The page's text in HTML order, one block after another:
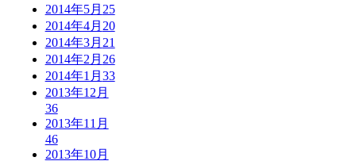
2014年5月 25
2014年4月 20
2014年3月 21
2014年2月 26
2014年1月 33
2013年12月
36
2013年11月
46
2013年10月